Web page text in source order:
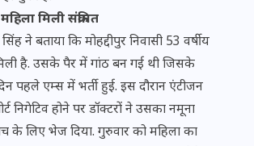
मिली संक्रमित
ने बताया कि मोहद्दीपुर निवासी 53 वर्षीय
मिली है. उसके पैर में गांठ बन गई थी जिसके
पहले एम्स में भर्ती हुई. इस दौरान एंटीजन
निगेटिव होने पर डॉक्टरों ने उसका नमूना
के लिए भेज दिया. गुरुवार को महिला का